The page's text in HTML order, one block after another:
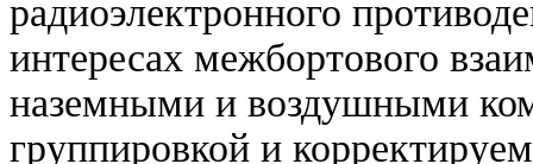
радиоэлектронного
интересах межбортового
наземными и воздушными
группировкой и